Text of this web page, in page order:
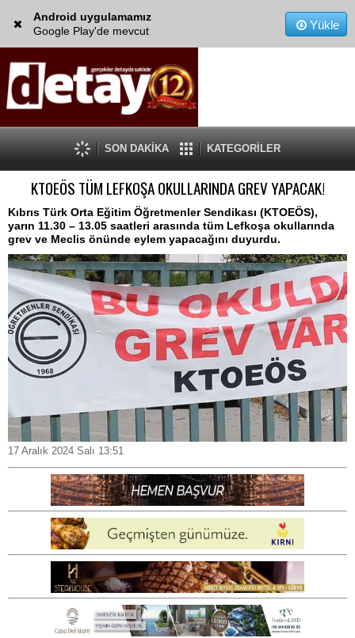
Android uygulamamız
Google Play'de mevcut
Yükle
SON DAKİKA KATEGORİLER
KTOEÖS TÜM LEFKOŞA OKULLARINDA GREV YAPACAK!
Kıbrıs Türk Orta Eğitim Öğretmenler Sendikası (KTOEÖS),
yarın 11.30 – 13.05 saatleri arasında tüm Lefkoşa okullarında
grev ve Meclis önünde eylem yapacağını duyurdu.
17 Aralık 2024 Salı 13:51